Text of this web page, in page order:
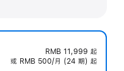
RMB 11,999 起
或 RMB 500/月 (24 期) 起